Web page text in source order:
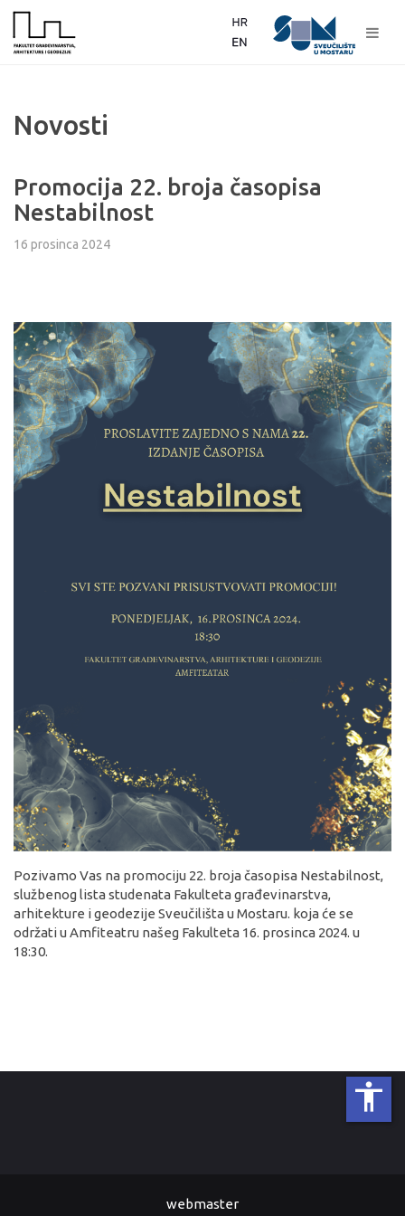
Novosti
Promocija 22. broja časopisa
Nestabilnost
16 prosinca 2024
Pozivamo Vas na promociju 22. broja časopisa Nestabilnost,
službenog lista studenata Fakulteta građevinarstva,
arhitekture i geodezije Sveučilišta u Mostaru. koja će se
održati u Amfiteatru našeg Fakulteta 16. prosinca 2024. u
18:30.
webmaster
accessibility